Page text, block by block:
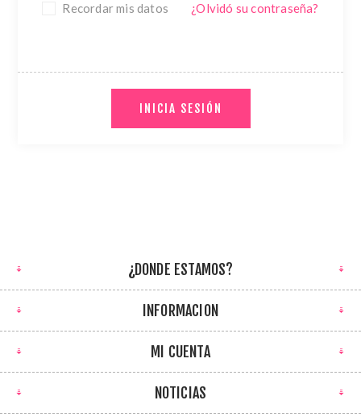
Recordar mis datos ¿Olvidó su contraseña?
¿DONDE ESTAMOS?
INFORMACION
MI CUENTA
NOTICIAS